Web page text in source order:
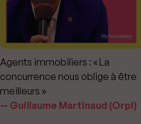
Agents immobiliers : « La
concurrence nous oblige à être
meilleurs »
Guillaume Martinaud (Orpi)